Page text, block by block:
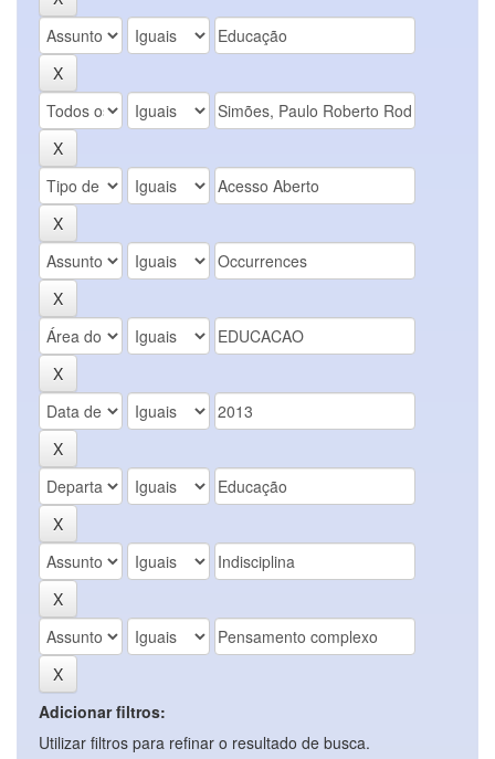
Adicionar filtros:
Utilizar filtros para refinar o resultado de busca.